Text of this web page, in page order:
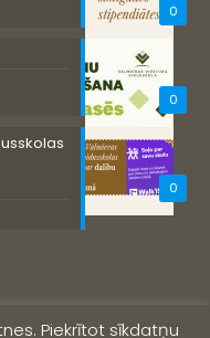
0
0
0
Piekrītot sīkdatņu